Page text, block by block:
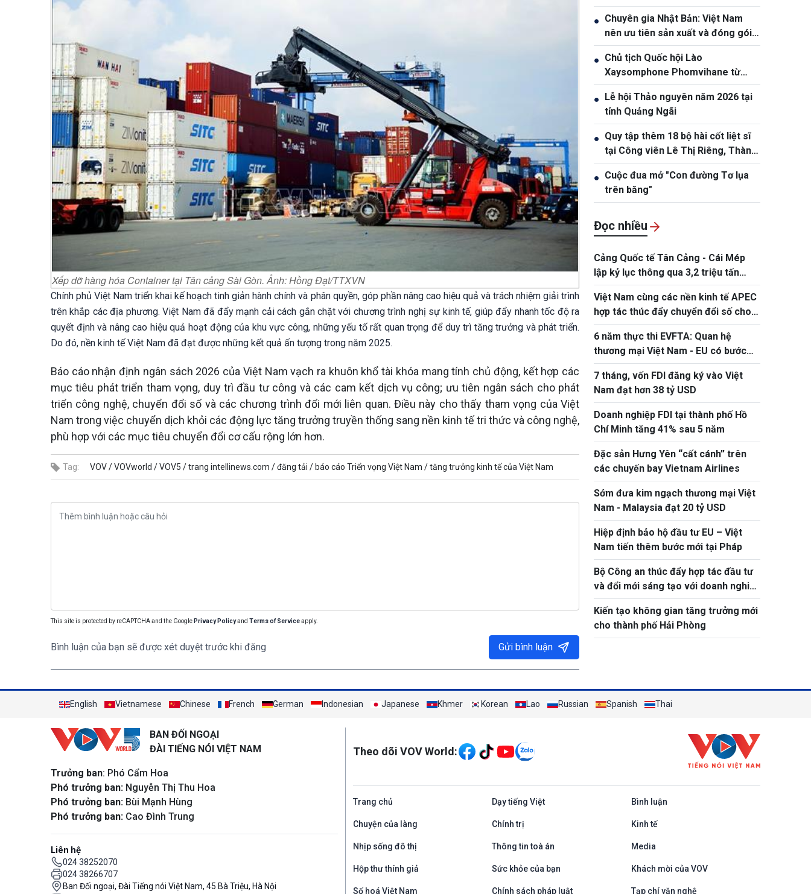
Xếp dỡ hàng hóa Container tại Tân cảng Sài Gòn. Ảnh: Hồng Đạt/TTXVN
Chính phủ Việt Nam triển khai kế hoạch tinh giản hành chính và phân quyền, góp phần nâng cao hiệu quả và trách nhiệm giải trình
trên khắp các địa phương. Việt Nam đã đẩy mạnh cải cách gắn chặt với chương trình nghị sự kinh tế, giúp đẩy nhanh tốc độ ra
quyết định và nâng cao hiệu quả hoạt động của khu vực công, những yếu tố rất quan trọng để duy trì tăng trưởng và phát triển.
Do đó, nền kinh tế Việt Nam đã đạt được những kết quả ấn tượng trong năm 2025.
Báo cáo nhận định ngân sách 2026 của Việt Nam vạch ra khuôn khổ tài khóa mang tính chủ động, kết hợp các
mục tiêu phát triển tham vọng, duy trì đầu tư công và các cam kết dịch vụ công; ưu tiên ngân sách cho phát
triển công nghệ, chuyển đổi số và các chương trình đổi mới liên quan. Điều này cho thấy tham vọng của Việt
Nam trong việc chuyển dịch khỏi các động lực tăng trưởng truyền thống sang nền kinh tế tri thức và công nghệ,
phù hợp với các mục tiêu chuyển đổi cơ cấu rộng lớn hơn.
Tag: VOV /VOVworld /VOV5 /trang intellinews.com /đăng tải / báo cáo Triển vọng Việt Nam /tăng trưởng kinh tế của Việt Nam
This site is protected by reCAPTCHA and the Google Privacy Policyand Terms of Serviceapply.
Bình luận của bạn sẽ được xét duyệt trước khi đăng Gửi bình luận
– 2026
● Chuyên gia Nhật Bản: Việt Nam
nên ưu tiên sản xuất và đóng gói
chip bán dẫn
● Chủ tịch Quốc hội Lào
Xaysomphone Phomvihane từ
trần
● Lễ hội Thảo nguyên năm 2026 tại
tỉnh Quảng Ngãi
● Quy tập thêm 18 bộ hài cốt liệt sĩ
tại Công viên Lê Thị Riêng, Thành
phố Hồ Chí Minh
● Cuộc đua mở "Con đường Tơ lụa
trên băng"
Đọc nhiều
Cảng Quốc tế Tân Cảng - Cái Mép
lập kỷ lục thông qua 3,2 triệu tấn
hàng hóa
Việt Nam cùng các nền kinh tế APEC
hợp tác thúc đẩy chuyển đổi số cho
doanh nghiệp siêu nhỏ, nhỏ và vừa
6 năm thực thi EVFTA: Quan hệ
thương mại Việt Nam - EU có bước
tiến ấn tượng
7 tháng, vốn FDI đăng ký vào Việt
Nam đạt hơn 38 tỷ USD
Doanh nghiệp FDI tại thành phố Hồ
Chí Minh tăng 41% sau 5 năm
Đặc sản Hưng Yên “cất cánh” trên
các chuyến bay Vietnam Airlines
Sớm đưa kim ngạch thương mại Việt
Nam - Malaysia đạt 20 tỷ USD
Hiệp định bảo hộ đầu tư EU – Việt
Nam tiến thêm bước mới tại Pháp
Bộ Công an thúc đẩy hợp tác đầu tư
và đổi mới sáng tạo với doanh nghiệp
Hoa Kỳ
Kiến tạo không gian tăng trưởng mới
cho thành phố Hải Phòng
English Vietnamese Chinese French German Indonesian Japanese Khmer Korean Lao Russian Spanish Thai
BAN ĐỐI NGOẠI
ĐÀI TIẾNG NÓI VIỆT NAM
Trưởng ban: Phó Cẩm Hoa
Phó trưởng ban: Nguyễn Thị Thu Hoa
Phó trưởng ban: Bùi Mạnh Hùng
Phó trưởng ban: Cao Đình Trung
Liên hệ
024 38252070
024 38266707
Ban Đối ngoại, Đài Tiếng nói Việt Nam, 45 Bà Triệu, Hà Nội
Theo dõi VOV World:
Trang chủ Dạy tiếng Việt Bình luận
Chuyện của làng Chính trị Kinh tế
Nhịp sống đô thị Thông tin toà án Media
Hộp thư thính giả Sức khỏe của bạn Khách mời của VOV
Số hoá Việt Nam Chính sách pháp luật Tạp chí văn nghệ